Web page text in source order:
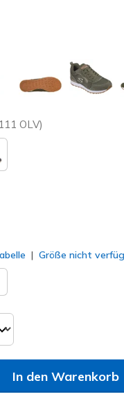
111 OLV)
Größe nicht
In den Warenkorb